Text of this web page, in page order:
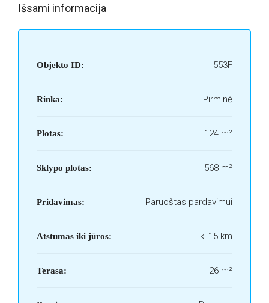
Išsami informacija
Objekto ID: 553F
Rinka: Pirminė
Plotas: 124 m²
Sklypo plotas: 568 m²
Pridavimas: Paruoštas pardavimui
Atstumas iki jūros: iki 15 km
Terasa: 26 m²